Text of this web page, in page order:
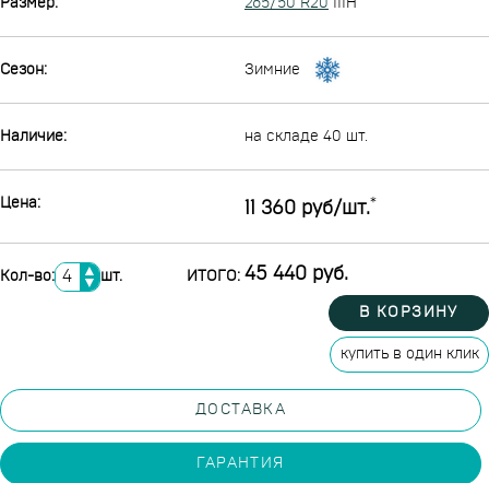
Размер: 265/50 R20 111H
Сезон: Зимние
Наличие: на складе 40 шт.
Цена: 11 360 руб/шт.*
Кол-во: ▲
▼ шт. ИТОГО: 45 440 руб.
В КОРЗИНУ
купить в один клик
ДОСТАВКА
ГАРАНТИЯ